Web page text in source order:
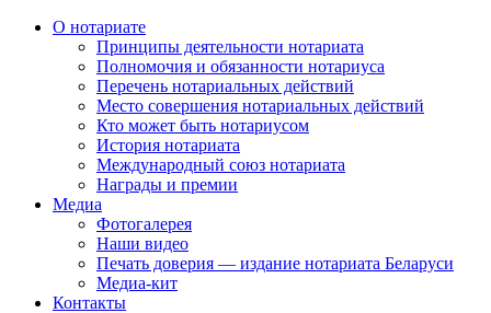
О нотариате
Принципы деятельности нотариата
Полномочия и обязанности нотариуса
Перечень нотариальных действий
Место совершения нотариальных действий
Кто может быть нотариусом
История нотариата
Международный союз нотариата
Награды и премии
Медиа
Фотогалерея
Наши видео
Печать доверия — издание нотариата Беларуси
Медиа-кит
Контакты